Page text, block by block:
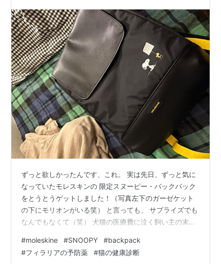
ずっと欲しかったんです、これ。 実は先日、ずっと気に
なっていたモレスキンの 限定スヌーピー・バックパック
をとうとうゲットしました！（写真左下のガーゼケット
の下にモリオンがいる笑） と言っても、 サプライズでも
なんでもなくて（笑） 犬猫の医療費に泣く飼い主の末路
かったんだけど、 つい最近… 「あ〜〜〜モリオン（犬
🐕）のフィラリアの薬代と小梅（猫🐈）の健康診断代がな
#moleskine #SNOOPY #backpack
#フィラリアの予防薬 #猫の健康診断